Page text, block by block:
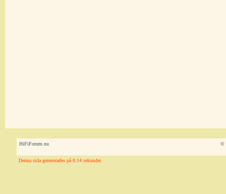
HiFiForum.nu ©
Denna sida genererades på 0.14 sekunder.